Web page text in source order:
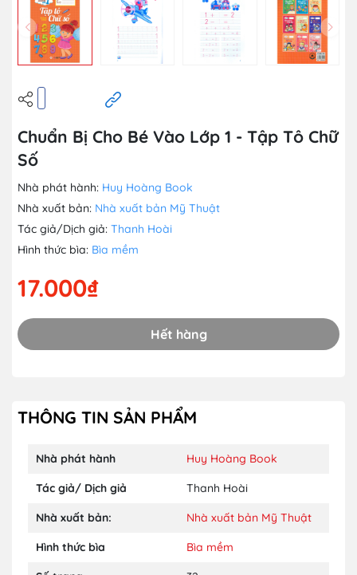
Chuẩn Bị Cho Bé Vào Lớp 1 - Tập Tô Chữ
Số
Nhà phát hành: Huy Hoàng Book
Nhà xuất bản: Nhà xuất bản Mỹ Thuật
Tác giả/Dịch giả: Thanh Hoài
Hình thức bìa: Bìa mềm
17.000₫
Hết hàng
THÔNG TIN SẢN PHẨM
Nhà phát hành Huy Hoàng Book
Tác giả/ Dịch giả Thanh Hoài
Nhà xuất bản: Nhà xuất bản Mỹ Thuật
Hình thức bìa Bìa mềm